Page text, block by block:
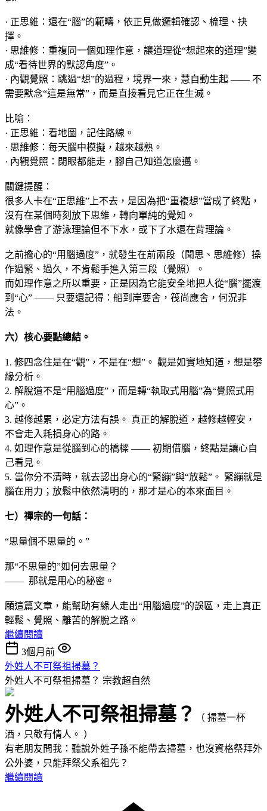
· 正思維：還在“腦”的範疇，依正見做邏輯確認、梳理、抉
擇。
· 思維修：重複同一個如理作意，讓道理從“想起來的道理”變
成“看待世界的默認角度”。
· 內觀覺照：跳過“想”的過程，境界一來，慧自動生起 —— 不
需要默念“這是無常”，而是直接看見它正在生滅。
比喻：
· 正思維：看地圖，記住路線。
· 思維修：每天腦中模擬，越來越熟。
· 內觀覺照：閉眼都能走，腳自己知道怎麼邁。
關鍵提醒：
很多人卡在“正思維”上不去，是因為把“重複想”當成了終點，
沒有在某個時刻放下思維，轉向單純的覺知。
就像學會了游泳理論但不下水，或下了水還在背理論。
之前擔心的“用腦過度”，就發生在前兩段（聞思、思維修）操
作過緊、過久，不肯鬆手進入第三段（覺照）。
而如理作意之所以重要，正是因為它能安全地把人從“腦”擺渡
到“心” —— 只要還記得：船到岸要舍，筏尚應舍，何況非
法。
六）核心要點總結 。
1. 修四念住是在“觀”，不是在“想”。 觀是如實地知道，想是攀
緣分析。
2. 解脫道不是“用腦過度”，而是轉“執取式用腦”為“覺照式用
心”。
3. 越修越累，必定方法有誤。 真正的解脫道，越修越輕安，
不會走入耗損身心的路。
4. 如理作意是從腦到心的橋樑 —— 初期借腦，終點是讓心自
己看見。
5. 當你分不清時，就去認出身心的“緊繃”與“放鬆”。 緊繃就是
腦在用力；放鬆中依然清明的，那才是心的本來面目。
七）禪宗的一句話：
“思量個不思量的。”
那“不思量的”如何去思量？
—— 那就是用心的秘密。
願這篇文章，能幫助有緣人走出“用腦過度”的誤區，走上真正
輕鬆、覺照、離苦的解脫之路。
繼續閱讀
3個月前
外姓人不可祭祖掃墓？
外姓人不可祭祖掃墓？ 宗教超自然
外姓人不可祭祖掃墓？
（ 掃墓一杯
酒，只敬有情人。 ）
有老朋友問我：聽說外姓子孫不能帶去掃墓，也沒資格祭拜外
公外婆，只能拜祭父系祖先？
繼續閱讀